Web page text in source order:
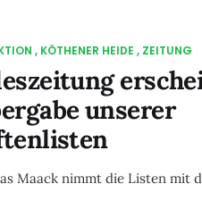
KÖTHENER HEIDE ZEITUNG
unserer
Maack nimmt die Listen mit